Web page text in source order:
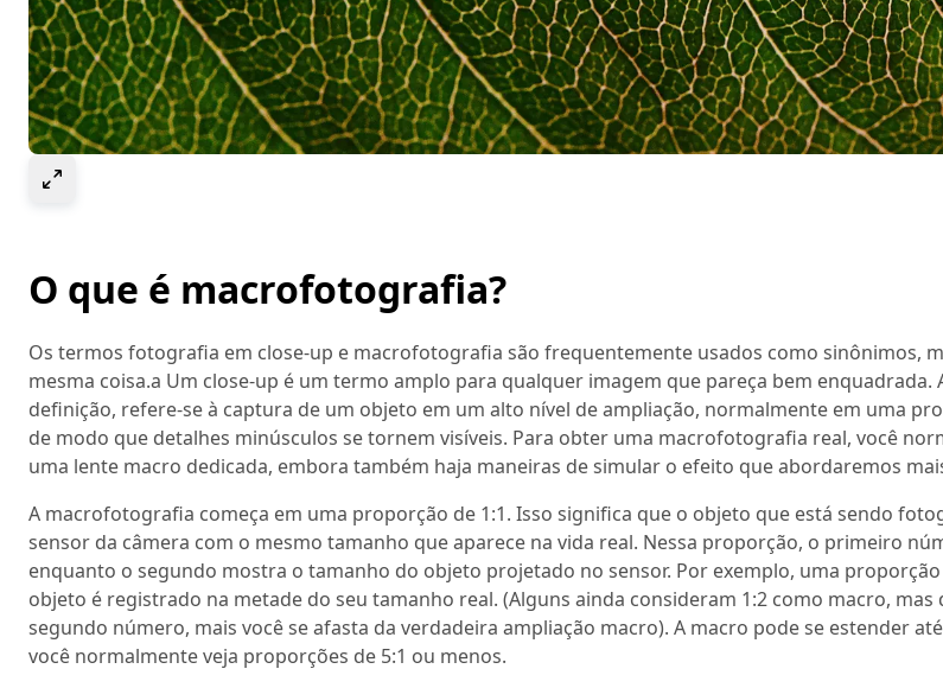
O que é macrofotografia?
Os termos fotografia em close-up e macrofotografia são frequentemente usados como sinônimos,
mesma coisa.a Um close-up é um termo amplo para qualquer imagem que pareça bem
definição, refere-se à captura de um objeto em um alto nível de ampliação, normalmente em uma
de modo que detalhes minúsculos se tornem visíveis. Para obter uma macrofotografia real, você
uma lente macro dedicada, embora também haja maneiras de simular o efeito que abordaremos
A macrofotografia começa em uma proporção de 1:1. Isso significa que o objeto que está sendo
sensor da câmera com o mesmo tamanho que aparece na vida real. Nessa proporção, o primeiro
enquanto o segundo mostra o tamanho do objeto projetado no sensor. Por exemplo, uma
objeto é registrado na metade do seu tamanho real. (Alguns ainda consideram 1:2 como macro,
segundo número, mais você se afasta da verdadeira ampliação macro). A macro pode se estender
você normalmente veja proporções de 5:1 ou menos.